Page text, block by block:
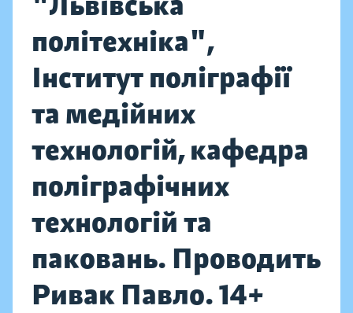
політехніка",
Інститут поліграфії
та медійних
технологій, кафедра
поліграфічних
технологій та
паковань. Проводить
Ривак Павло. 14+